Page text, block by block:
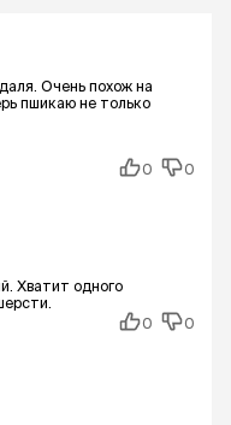
Очень похож на
пшикаю не только
0 0
Хватит одного
0
0